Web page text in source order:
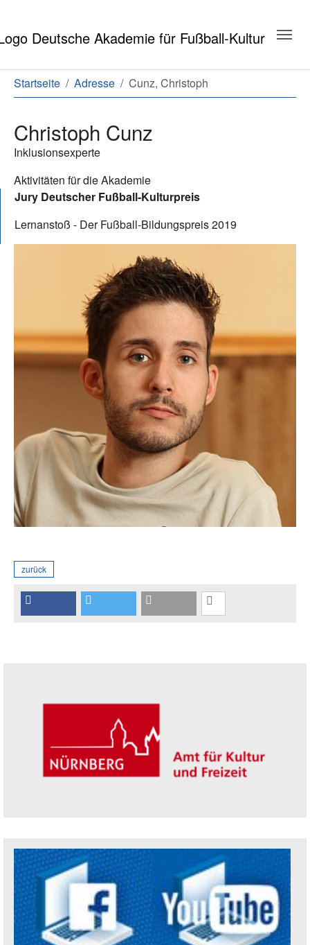
Sie sind hier:
Startseite Adresse Cunz, Christoph
Christoph Cunz
Inklusionsexperte
Aktivitäten für die Akademie
Jury Deutscher Fußball-Kulturpreis
Lernanstoß - Der Fußball-Bildungspreis 2019
zurück